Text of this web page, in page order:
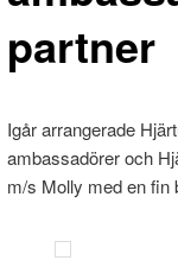
partner
Igår arrangerade
ambassadörer och
m/s Molly med en fin